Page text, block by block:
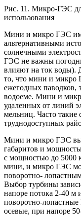
Рис. 11. Микро-ГЭС
использования
Мини и микро ГЭС
альтернативными
солнечными
ГЭС не важны
влияют на ток воды).
то, что мини и микро
ежегодных паводков,
водоеме. Мини и
удаленных от линий
мельниц. Часто такие
труднодоступных
Мини и микро ГЭС
габаритов и
с мощностью до 5000
мини, и микро ГЭС
поворотно-
Выбор турбины
напоре потока 2-40 м
поворотно-
осевые, при напоре